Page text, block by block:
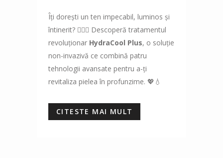
Îți dorești un ten impecabil, luminos și
întinerit? 💆‍♀️✨ Descoperă tratamentul
revoluționar HydraCool Plus, o soluție
non-invazivă ce combină patru
tehnologii avansate pentru a-ți
revitaliza pielea în profunzime. 💖💧
CITESTE MAI MULT